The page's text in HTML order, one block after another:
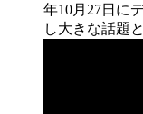
年10月27日に
し大きな話題